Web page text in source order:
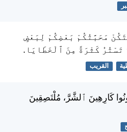
مَحَبَّتُكُمْ بَعْضِكُمْ لِبَعْضٍ
كَثْرَةً مِنَ ٱلْخَطَايَا.
القريب
كَارِهِينَ ٱلشَّرَّ، مُلْتَصِقِينَ